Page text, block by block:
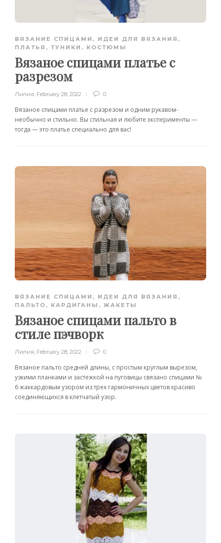
ВЯЗАНИЕ СПИЦАМИ , ИДЕИ ДЛЯ ВЯЗАНИЯ ,
ПЛАТЬЯ, ТУНИКИ, КОСТЮМЫ
Вязаное спицами платье с
разрезом
Лилия, February 28, 2022 0
Вязаное спицами платье с разрезом и одним рукавом-
необычно и стильно. Вы стильная и любите эксперименты —
тогда — это платье специально для вас!
ВЯЗАНИЕ СПИЦАМИ , ИДЕИ ДЛЯ ВЯЗАНИЯ ,
ПАЛЬТО, КАРДИГАНЫ, ЖАКЕТЫ
Вязаное спицами пальто в
стиле пэчворк
Лилия, February 28, 2022 0
Вязаное пальто средней длины, с простым круглым вырезом,
узкими планками и застежкой на пуговицы связано спицами №
6 жаккардовым узором из трех гармоничных цветов красиво
соединяющихся в клетчатый узор.